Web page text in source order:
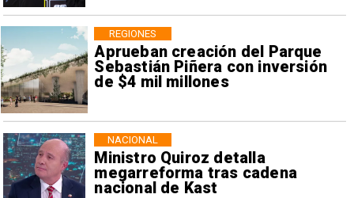
Aprueban creación del Parque
Sebastián Piñera con inversión
de $4 mil millones
REGIONES
Ministro Quiroz detalla
megarreforma tras cadena
nacional de Kast
NACIONAL